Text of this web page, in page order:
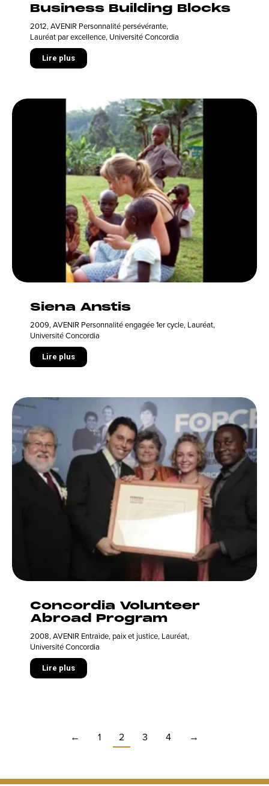
Business Building Blocks
2012,AVENIR Personnalité persévérante,
Lauréat par excellence, Université Concordia
Lire plus
Siena Anstis
2009,AVENIR Personnalité engagée 1er cycle, Lauréat,
Université Concordia
Lire plus
Concordia Volunteer
Abroad Program
2008,AVENIR Entraide, paix et justice, Lauréat,
Université Concordia
Lire plus
← 1 2 3 4 →